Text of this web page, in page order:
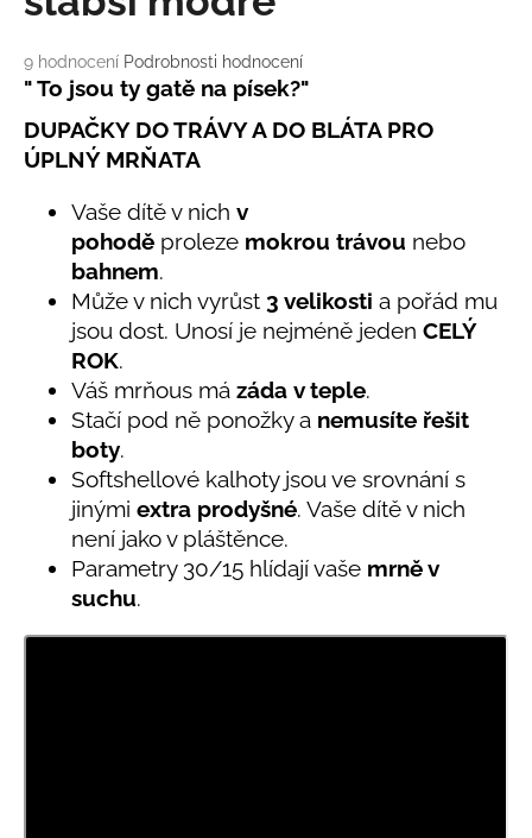
Průměrné
hodnocení
produktu
je
4,7
z
hvězdiček.
9 hodnocení Podrobnosti hodnocení
" To jsou ty gatě na písek?"
DUPAČKY DO TRÁVY A DO BLÁTA PRO
ÚPLNÝ MRŇATA
Vaše dítě v nich v
pohodě proleze mokrou trávou nebo
bahnem.
Může v nich vyrůst 3 velikosti a pořád mu
jsou dost. Unosí je nejméně jeden CELÝ
ROK.
Váš mrňous má záda v teple.
Stačí pod ně ponožky a nemusíte řešit
boty.
Softshellové kalhoty jsou ve srovnání s
jinými extra prodyšné. Vaše dítě v nich
není jako v pláštěnce.
Parametry 30/15 hlídají vaše mrně v
suchu.
j
e
e
LETNÍ
ČEPICE
SVĚTLE
MODRÁ